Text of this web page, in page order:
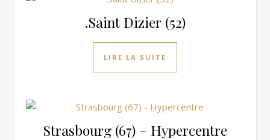
.Saint Dizier (52)
LIRE LA SUITE
Strasbourg (67) – Hypercentre